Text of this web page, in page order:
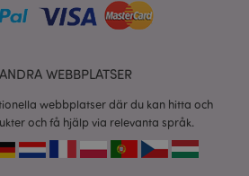
WEBBPLATSER
webbplatser där du kan hitta och
och få hjälp via relevanta språk.